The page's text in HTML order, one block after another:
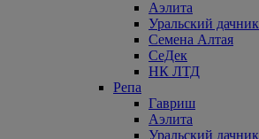
Аэлита
Уральский дачник
Семена Алтая
СеДек
НК ЛТД
Репа
Гавриш
Аэлита
Уральский дачник